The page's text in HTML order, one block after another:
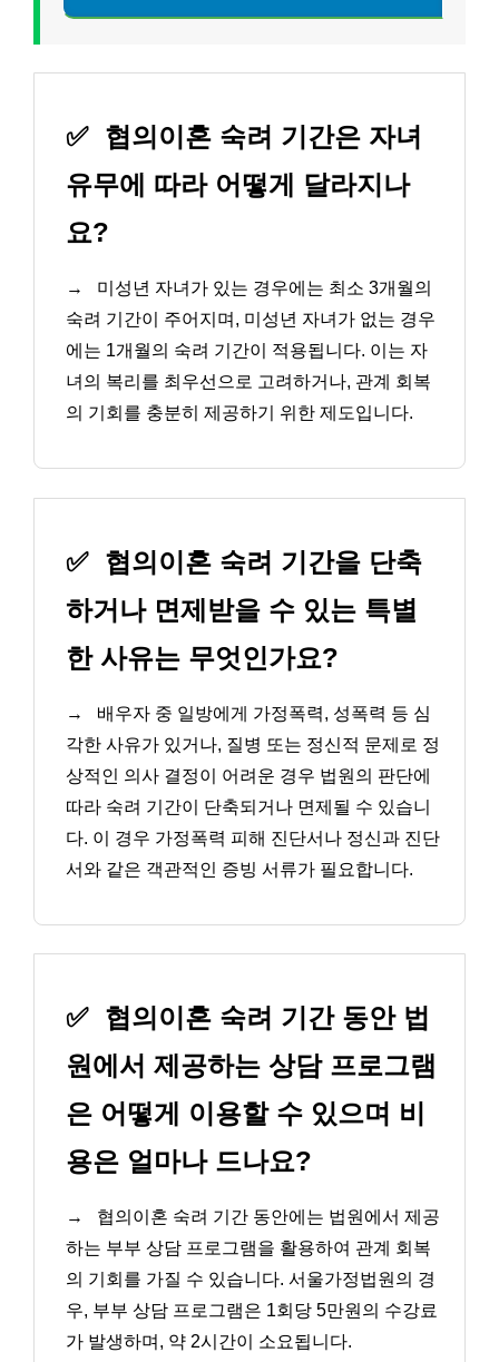
✅ 협의이혼 숙려 기간은 자녀
유무에 따라 어떻게 달라지나
요?
→
미성년 자녀가 있는 경우에는 최소 3개월의
숙려 기간이 주어지며, 미성년 자녀가 없는 경우
에는 1개월의 숙려 기간이 적용됩니다. 이는 자
녀의 복리를 최우선으로 고려하거나, 관계 회복
의 기회를 충분히 제공하기 위한 제도입니다.
✅ 협의이혼 숙려 기간을 단축
하거나 면제받을 수 있는 특별
한 사유는 무엇인가요?
→
배우자 중 일방에게 가정폭력, 성폭력 등 심
각한 사유가 있거나, 질병 또는 정신적 문제로 정
상적인 의사 결정이 어려운 경우 법원의 판단에
따라 숙려 기간이 단축되거나 면제될 수 있습니
다. 이 경우 가정폭력 피해 진단서나 정신과 진단
서와 같은 객관적인 증빙 서류가 필요합니다.
✅ 협의이혼 숙려 기간 동안 법
원에서 제공하는 상담 프로그램
은 어떻게 이용할 수 있으며 비
용은 얼마나 드나요?
→
협의이혼 숙려 기간 동안에는 법원에서 제공
하는 부부 상담 프로그램을 활용하여 관계 회복
의 기회를 가질 수 있습니다. 서울가정법원의 경
우, 부부 상담 프로그램은 1회당 5만원의 수강료
가 발생하며, 약 2시간이 소요됩니다.